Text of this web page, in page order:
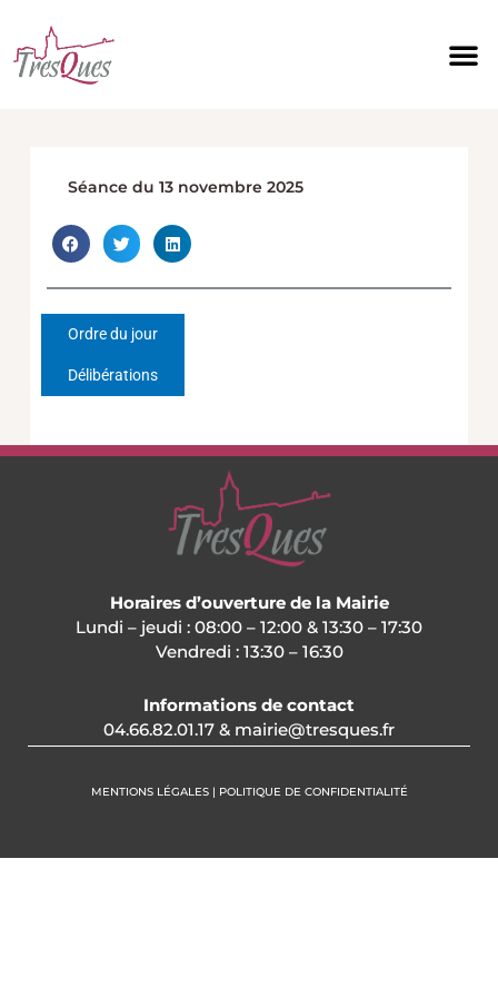
contenu
Séance du 13 novembre 2025
Ordre du jour
Délibérations
Horaires d’ouverture de la Mairie
Lundi – jeudi : 08:00 – 12:00 & 13:30 – 17:30
Vendredi : 13:30 – 16:30
Informations de contact
04.66.82.01.17 & mairie@tresques.fr
MENTIONS LÉGALES | POLITIQUE DE CONFIDENTIALITÉ